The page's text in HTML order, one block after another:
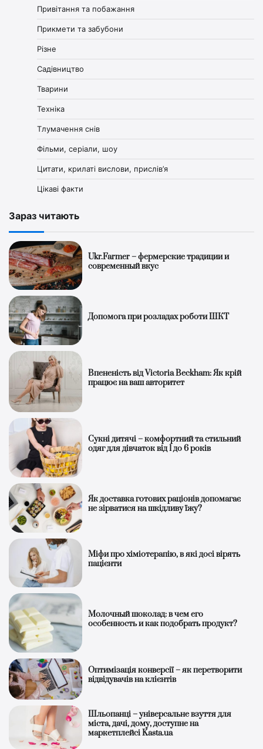
Привітання та побажання
Прикмети та забубони
Різне
Садівництво
Тварини
Техніка
Тлумачення снів
Фільми, серіали, шоу
Цитати, крилаті вислови, прислів’я
Цікаві факти
Зараз читають
Ukr.Farmer – фермерские традиции и
современный вкус
Допомога при розладах роботи ШКТ
Впененість від Victoria Beckham: Як крій
працює на ваш авторитет
Сукні дитячі – комфортний та стильний
одяг для дівчаток від 1 до 6 років
Як доставка готових раціонів допомагає
не зірватися на шкідливу їжу?
Міфи про хіміотерапію, в які досі вірять
пацієнти
Молочный шоколад: в чем его
особенность и как подобрать продукт?
Оптимізація конверсії – як перетворити
відвідувачів на клієнтів
Шльопанці – універсальне взуття для
міста, дачі, дому, доступне на
маркетплейсі Kasta.ua